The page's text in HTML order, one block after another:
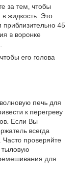
за тем, чтобы
жидкость. Это
приблизительно 45
в воронке
его голова
печь для
к перегреву
Если Вы
всегда
проверяйте
тыловую
для